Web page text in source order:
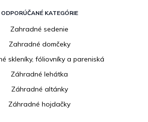
ODPORÚČANÉ KATEGÓRIE
Zahradné sedenie
Zahradné domčeky
skleníky, fóliovníky a pareniská
Záhradné lehátka
Záhradné altánky
Záhradné hojdačky